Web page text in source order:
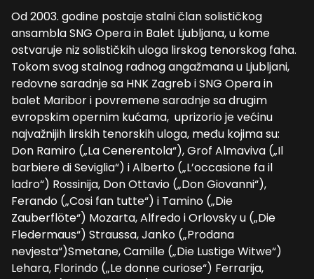
Od 2003. godine postaje stalni član solističkog
ansambla SNG Opera in Balet Ljubljana, u kome
ostvaruje niz solističkih uloga lirskog tenorskog faha.
Tokom svog stalnog radnog angažmana u Ljubljani,
redovne saradnje sa HNK Zagreb i SNG Opera in
balet Maribor i povremene saradnje sa drugim
evropskim opernim kućama, uprizorio je većinu
najvažnijih lirskih tenorskih uloga, među kojima su:
Don Ramiro („La Cenerentola“), Grof Almaviva („Il
barbiere di Seviglia“) i Alberto („L’occasione fa il
ladro“) Rossinija, Don Ottavio („Don Giovanni“),
Ferando („Cosi fan tutte“) i Tamino („Die
Zauberflöte“) Mozarta, Alfredo i Orlovsky u („Die
Fledermaus“) Straussa, Janko („Prodana
nevjesta“)Smetane, Camille („Die Lustige Witwe“)
Lehara, Florindo („Le donne curiose“) Ferrarija,